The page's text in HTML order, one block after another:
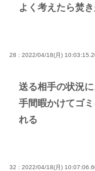
よく考えたら焚
28 : 2022/04/18(月)
送る相手の状況
手間暇かけてゴ
れる
32 : 2022/04/18(月)